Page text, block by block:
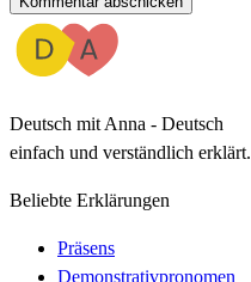
Deutsch mit Anna - Deutsch
einfach und verständlich erklärt.
Beliebte Erklärungen
Präsens
Demonstrativpronomen